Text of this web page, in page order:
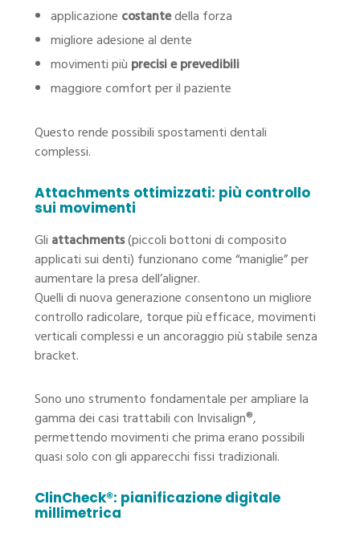
applicazione costantedella forza
migliore adesione al dente
movimenti più precisi e prevedibili
maggiore comfort per il paziente
Questo rende possibili spostamenti dentali
complessi.
Attachments ottimizzati: più controllo
sui movimenti
Gli attachments(piccoli bottoni di composito
applicati sui denti) funzionano come “maniglie” per
aumentare la presa dell’aligner.
Quelli di nuova generazione consentono un migliore
controllo radicolare, torque più efficace, movimenti
verticali complessi e un ancoraggio più stabile senza
bracket.
Sono uno strumento fondamentale per ampliare la
gamma dei casi trattabili con Invisalign®,
permettendo movimenti che prima erano possibili
quasi solo con gli apparecchi fissi tradizionali.
ClinCheck®: pianificazione digitale
millimetrica